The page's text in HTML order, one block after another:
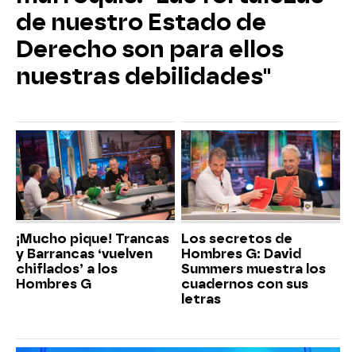
de nuestro Estado de
Derecho son para ellos
nuestras debilidades"
¡Mucho pique! Trancas
y Barrancas ‘vuelven
chiflados’ a los
Hombres G
Los secretos de
Hombres G: David
Summers muestra los
cuadernos con sus
letras